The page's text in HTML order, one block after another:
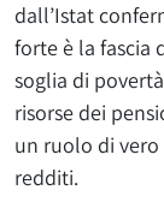
dall’Istat
forte è la fascia
soglia di
risorse dei
un ruolo di
redditi.